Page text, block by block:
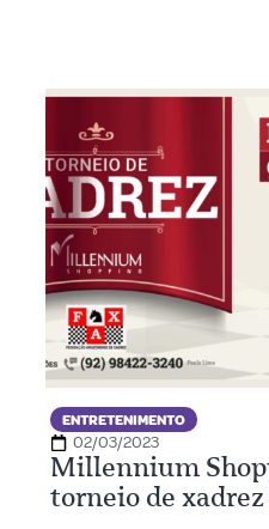
ENTRETENIMENTO
02/03/2023
Millennium
torneio de